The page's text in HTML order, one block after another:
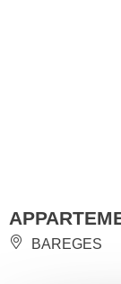
BAREGES